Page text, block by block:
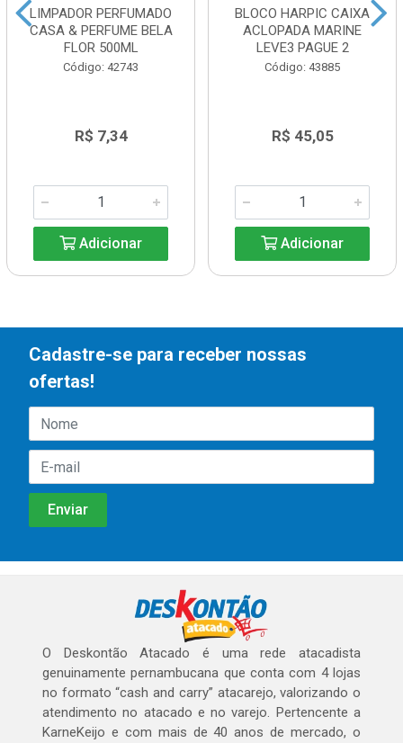
LIMPADOR PERFUMADO
CASA & PERFUME BELA
FLOR 500ML
Código: 42743
R$ 7,34
Adicionar
BLOCO HARPIC CAIXA
ACLOPADA MARINE
LEVE3 PAGUE 2
Código: 43885
R$ 45,05
Adicionar
Cadastre-se para receber nossas
ofertas!
O Deskontão Atacado é uma rede atacadista
genuinamente pernambucana que conta com 4 lojas
no formato “cash and carry” atacarejo, valorizando o
atendimento no atacado e no varejo. Pertencente a
KarneKeijo e com mais de 40 anos de mercado, o